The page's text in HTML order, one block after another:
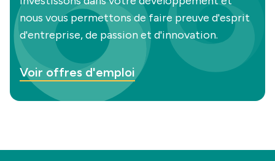
nous vous permettons de faire preuve d'esprit
d'entreprise, de passion et d'innovation.
Voir offres d'emploi